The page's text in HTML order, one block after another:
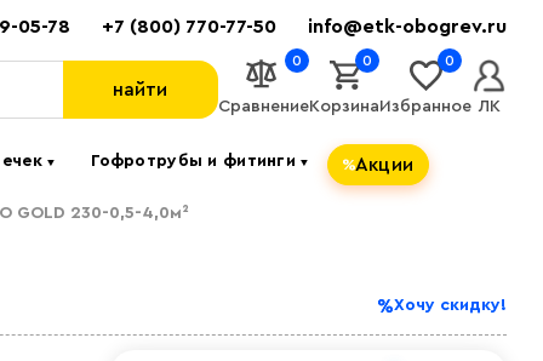
05-78 +7 (800) 770-77-50 info@etk-obogrev.ru
найти
Сравнение
0
Корзина
0
Избранное
0
ЛК
▼ Гофротрубы и фитинги▼ Акции
GOLD 230-0,5-4,0м²
Хочу скидку!